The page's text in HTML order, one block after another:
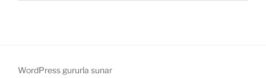
WordPress gururla sunar